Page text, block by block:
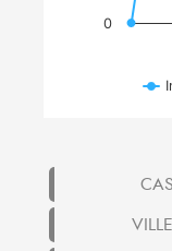
0